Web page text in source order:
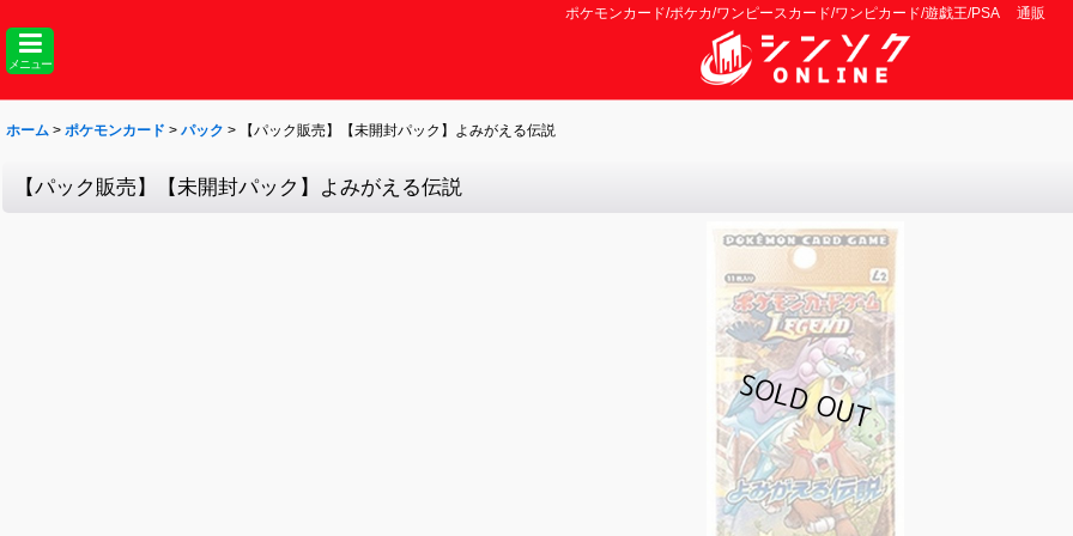
ポケモンカード/ポケカ/ワンピースカード/ワンピカード/遊戯王/PSA 通販
メニュー
ホーム > ポケモンカード > パック > 【パック販売】【未開封パック】よみがえる伝説
【パック販売】【未開封パック】よみがえる伝説